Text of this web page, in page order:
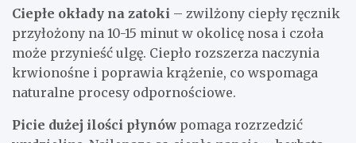
Ciepłe okłady na zatoki – zwilżony ciepły ręcznik
przyłożony na 10-15 minut w okolicę nosa i czoła
może przynieść ulgę. Ciepło rozszerza naczynia
krwionośne i poprawia krążenie, co wspomaga
naturalne procesy odpornościowe.
Picie dużej ilości płynów pomaga rozrzedzić